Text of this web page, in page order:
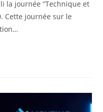
la journée “Technique et
Cette journée sur le